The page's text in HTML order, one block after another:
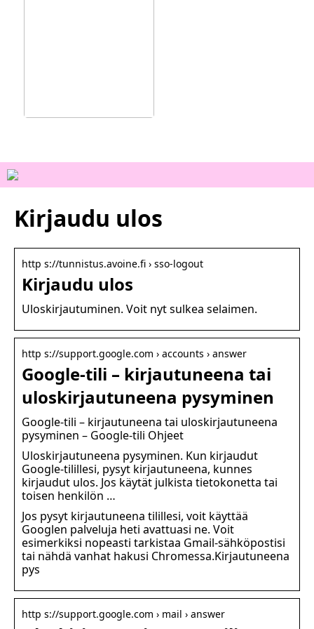
Kirjaudu ulos
http s://tunnistus.avoine.fi › sso-logout
Kirjaudu ulos
Uloskirjautuminen. Voit nyt sulkea selaimen.
http s://support.google.com › accounts › answer
Google-tili – kirjautuneena tai
uloskirjautuneena pysyminen
Google-tili – kirjautuneena tai uloskirjautuneena
pysyminen – Google-tili Ohjeet
Uloskirjautuneena pysyminen. Kun kirjaudut
Google-tilillesi, pysyt kirjautuneena, kunnes
kirjaudut ulos. Jos käytät julkista tietokonetta tai
toisen henkilön …
Jos pysyt kirjautuneena tilillesi, voit käyttää
Googlen palveluja heti avattuasi ne. Voit
esimerkiksi nopeasti tarkistaa Gmail-sähköpostisi
tai nähdä vanhat hakusi Chromessa.Kirjautuneena
pys
http s://support.google.com › mail › answer